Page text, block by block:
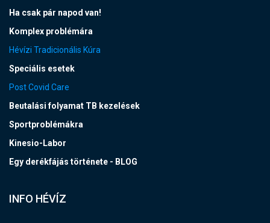
Ha csak pár napod van!
Komplex problémára
Hévízi Tradicionális Kúra
Speciális esetek
Post Covid Care
Beutalási folyamat TB kezelések
Sportproblémákra
Kinesio-Labor
Egy derékfájás története - BLOG
INFO HÉVÍZ